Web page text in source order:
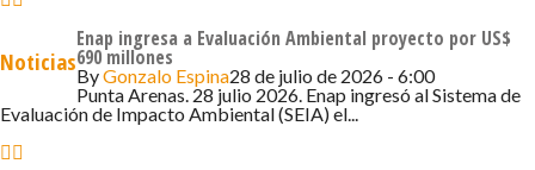
abiertos durante los domingos y días festivos,
información que se irá actualizando contantemente para
conocimiento de los turistas. Respecto al transporte
privado que circulará durante las recaladas
Noticias
Enap ingresa a Evaluación Ambiental proyecto por US$
690 millones
ByGonzalo Espina28 de julio de 2026 - 6:00
Punta Arenas. 28 julio 2026. Enap ingresó al Sistema de
Evaluación de Impacto Ambiental (SEIA) el...